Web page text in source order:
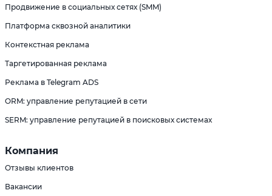
Продвижение в социальных сетях (SMM)
Платформа сквозной аналитики
Контекстная реклама
Таргетированная реклама
Реклама в Telegram ADS
ORM: управление репутацией в сети
SERM: управление репутацией в поисковых системах
Компания
Отзывы клиентов
Вакансии